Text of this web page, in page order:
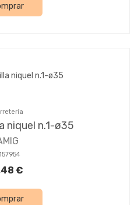
niquel n.1-ø35
€